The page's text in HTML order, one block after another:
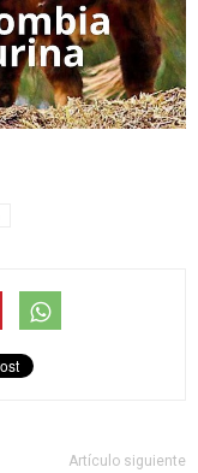
Artículo siguiente